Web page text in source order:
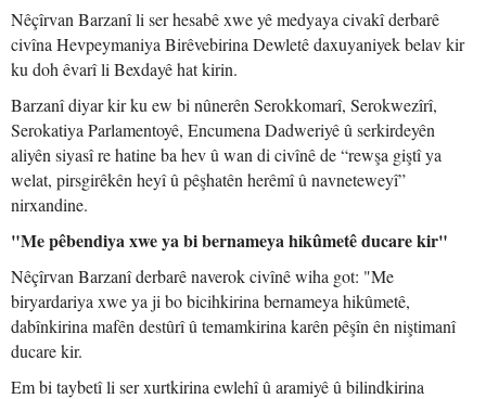
Nêçîrvan Barzanî li ser hesabê xwe yê medyaya civakî derbarê
civîna Hevpeymaniya Birêvebirina Dewletê daxuyaniyek belav kir
ku doh êvarî li Bexdayê hat kirin.
Barzanî diyar kir ku ew bi nûnerên Serokkomarî, Serokwezîrî,
Serokatiya Parlamentoyê, Encumena Dadweriyê û serkirdeyên
aliyên siyasî re hatine ba hev û wan di civînê de “rewşa giştî ya
welat, pirsgirêkên heyî û pêşhatên herêmî û navneteweyî”
nirxandine.
"Me pêbendiya xwe ya bi bernameya hikûmetê ducare kir"
Nêçîrvan Barzanî derbarê naverok civînê wiha got: "Me
biryardariya xwe ya ji bo bicihkirina bernameya hikûmetê,
dabînkirina mafên destûrî û temamkirina karên pêşîn ên niştimanî
ducare kir.
Em bi taybetî li ser xurtkirina ewlehî û aramiyê û bilindkirina